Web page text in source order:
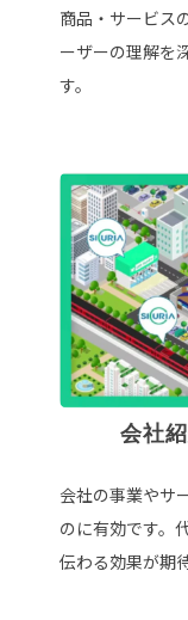
商品・サービス
ーザーの理解を
す。
会社
会社の事業やサ
のに有効です。
伝わる効果が期